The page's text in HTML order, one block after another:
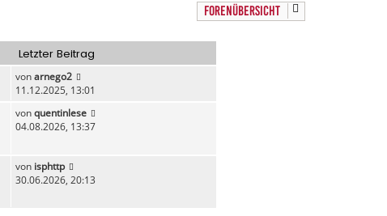
FORENÜBERSICHT
Letzter Beitrag
vonarnego2
11.12.2025, 13:01
vonquentinlese
04.08.2026, 13:37
von isphttp
30.06.2026, 20:13